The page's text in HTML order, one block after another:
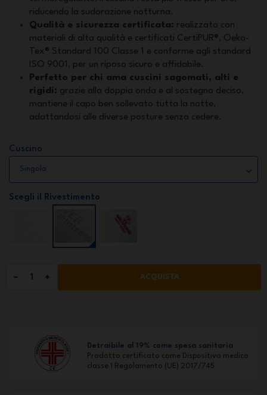
riducendo la sudorazione notturna.
Qualità e sicurezza certificata: realizzato con
materiali di alta qualità e certificati CertiPUR®, Oeko-
Tex® Standard 100 Classe 1 e conforme agli standard
ISO 9001, per un riposo sicuro e affidabile.
Perfetto per chi ama cuscini sagomati, alti e
rigidi: grazie alla doppia onda e al sostegno deciso,
mantiene il capo ben sollevato tutta la notte,
adattandosi alle diverse posture senza cedere.
Cuscino
Scegli il Rivestimento
ACQUISTA
Detraibile al 19% come spesa sanitaria
Prodotto certificato come Dispositivo medico
classe 1 Regolamento (UE) 2017/745